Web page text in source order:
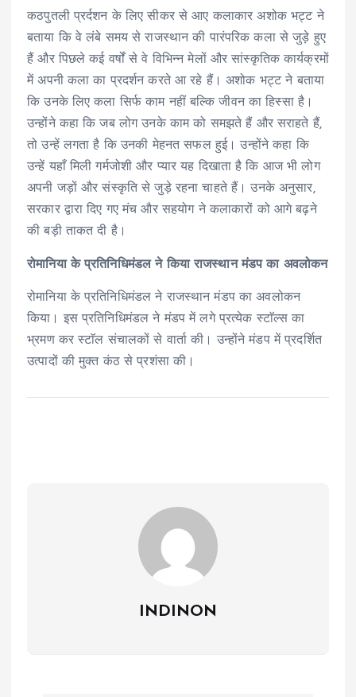
कठपुतली प्रर्दशन के लिए सीकर से आए कलाकार अशोक भट्ट ने
बताया कि वे लंबे समय से राजस्थान की पारंपरिक कला से जुड़े हुए
हैं और पिछले कई वर्षों से वे विभिन्न मेलों और सांस्कृतिक कार्यक्रमों
में अपनी कला का प्रदर्शन करते आ रहे हैं। अशोक भट्ट ने बताया
कि उनके लिए कला सिर्फ काम नहीं बल्कि जीवन का हिस्सा है।
उन्होंने कहा कि जब लोग उनके काम को समझते हैं और सराहते हैं,
तो उन्हें लगता है कि उनकी मेहनत सफल हुई। उन्होंने कहा कि
उन्हें यहाँ मिली गर्मजोशी और प्यार यह दिखाता है कि आज भी लोग
अपनी जड़ों और संस्कृति से जुड़े रहना चाहते हैं। उनके अनुसार,
सरकार द्वारा दिए गए मंच और सहयोग ने कलाकारों को आगे बढ़ने
की बड़ी ताकत दी है।
रोमानिया के प्रतिनिधिमंडल ने किया राजस्थान मंडप का अवलोकन
रोमानिया के प्रतिनिधिमंडल ने राजस्थान मंडप का अवलोकन
किया। इस प्रतिनिधिमंडल ने मंडप में लगे प्रत्येक स्टाॅल्स का
भ्रमण कर स्टाॅल संचालकों से वार्ता की। उन्होंने मंडप में प्रदर्शित
उत्पादों की मुक्त कंठ से प्रशंसा की।
INDINON